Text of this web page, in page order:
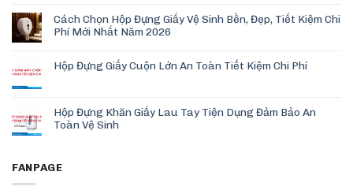
Cách Chọn Hộp Đựng Giấy Vệ Sinh Bền, Đẹp, Tiết Kiệm Chi
Phí Mới Nhất Năm 2026
Hộp Đựng Giấy Cuộn Lớn An Toàn Tiết Kiệm Chi Phí
Hộp Đựng Khăn Giấy Lau Tay Tiện Dụng Đảm Bảo An
Toàn Vệ Sinh
FANPAGE